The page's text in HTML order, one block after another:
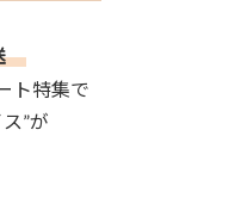
ト特集で
”が